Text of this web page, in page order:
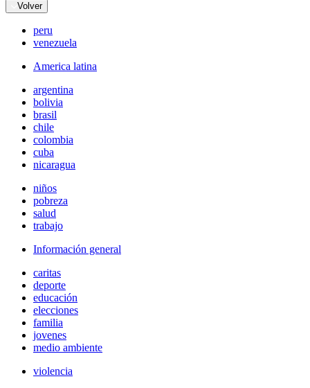
Volver
peru
venezuela
America latina
argentina
bolivia
brasil
chile
colombia
cuba
nicaragua
niños
pobreza
salud
trabajo
Información general
caritas
deporte
educación
elecciones
familia
jovenes
medio ambiente
violencia